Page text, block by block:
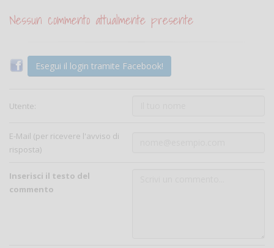
Nessun commento attualmente presente
Esegui il login tramite Facebook!
Utente:
E-Mail (per ricevere l'avviso di
risposta)
Inserisci il testo del
commento